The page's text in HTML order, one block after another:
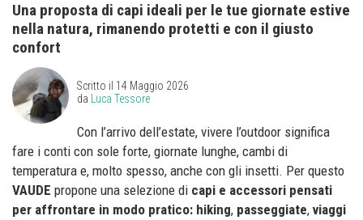
Una proposta di capi ideali per le tue giornate estive
nella natura, rimanendo protetti e con il giusto
confort
Scritto il 14 Maggio 2026
da
Luca Tessore
Con l’arrivo dell’estate, vivere l’outdoor significa
fare i conti con sole forte, giornate lunghe, cambi di
temperatura e, molto spesso, anche con gli insetti. Per questo
VAUDE propone una selezione di capi e accessori pensati
per affrontare in modo pratico: hiking, passeggiate, viaggi